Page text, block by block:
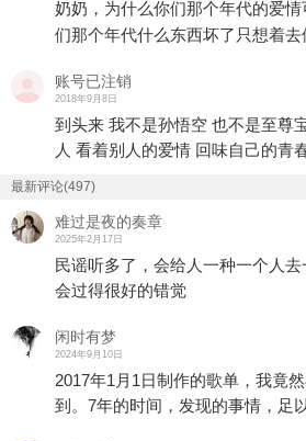
奶奶，为什么你们那个年代的爱
们那个年代什么东西坏了只想着去
账号已注销
2018年9月8日
到头来 我不是孙悟空 也不是至尊
人 看着别人的爱情 回味自己的青
最新评论(497)
难过是夜的奏章
2025年2月17日
民谣听多了，会给人一种一个人
会过得很好的错觉
闲时有梦
2024年9月10日
2017年1月1日制作的歌单，我竟
到。7年的时间，发现的事情，足